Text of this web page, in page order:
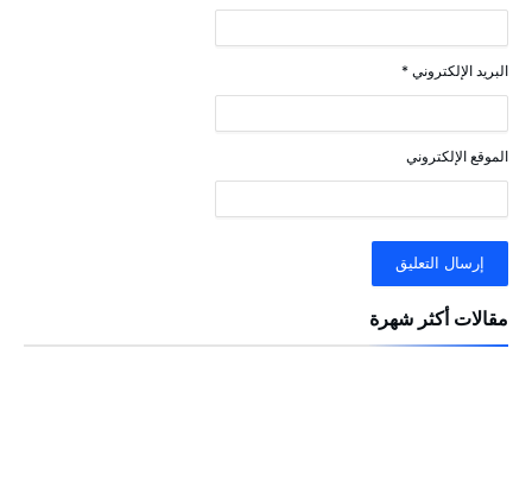
البريد الإلكتروني *
الموقع الإلكتروني
مقالات أكثر شهرة